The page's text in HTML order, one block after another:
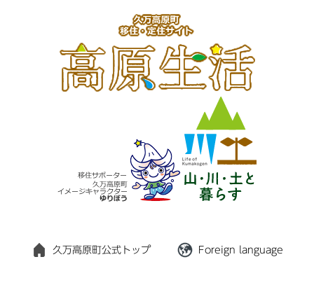
久万高原町公式トップ Foreign language